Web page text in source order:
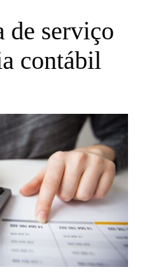
de serviço
contábil